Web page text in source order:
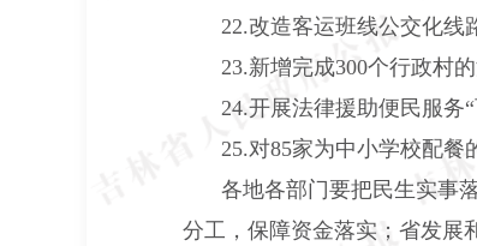
22.改造客运班线公交化线
23.新增完成300个行政村
24.开展法律援助便民服务
25.对85家为中小学校配餐
各地各部门要把民生实事
分工，保障资金落实；省发展